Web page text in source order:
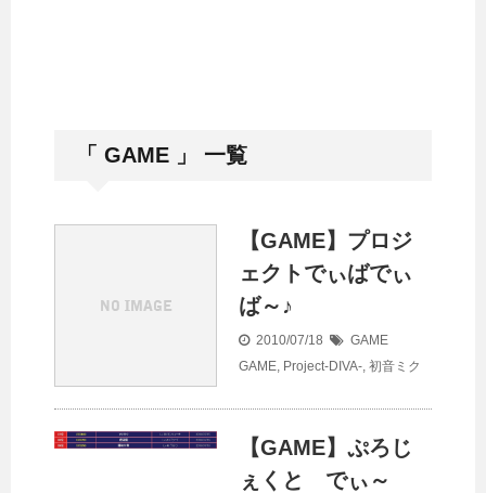
「 GAME 」 一覧
【GAME】プロジ
ェクトでぃばでぃ
ば～♪
2010/07/18
GAME
GAME, Project-DIVA-, 初音ミク
【GAME】ぷろじ
ぇくと でぃ～